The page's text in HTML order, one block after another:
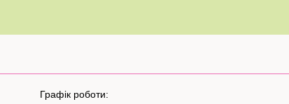
Графік роботи: